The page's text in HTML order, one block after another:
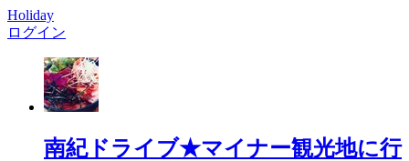
Holiday
ログイン
南紀ドライブ★マイナー観光地に行